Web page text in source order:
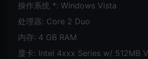
操作系统 *: Windows Vista
处理器: Core 2 Duo
内存: 4 GB RAM
显卡: Intel 4xxx Series w/ 512MB